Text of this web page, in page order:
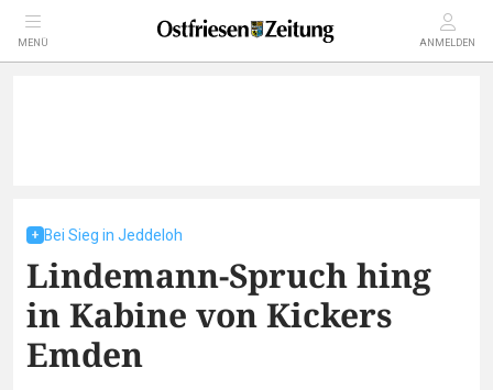
MENÜ ANMELDEN
Bei Sieg in Jeddeloh
Lindemann-Spruch hing
in Kabine von Kickers
Emden